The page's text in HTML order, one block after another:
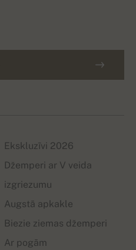
Ekskluzīvi 2026
Džemperi ar V veida
izgriezumu
Augstā apkakle
Biezie ziemas džemperi
Ar pogām